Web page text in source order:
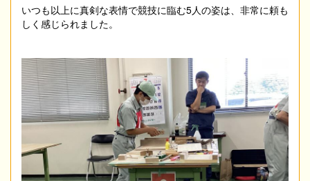
いつも以上に真剣な表情で競技に臨む5人の姿は、非常に頼も
しく感じられました。